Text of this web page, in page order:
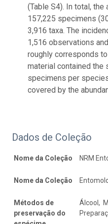
(Table S4). In total, the
157,225 specimens
3,916 taxa. The
1,516 observations
roughly corresponds
material contained the
specimens per
covered by the
Dados de Coleção
Nome da Coleção NRM
Nome da Coleção
Métodos de
preservação do
Álcool,